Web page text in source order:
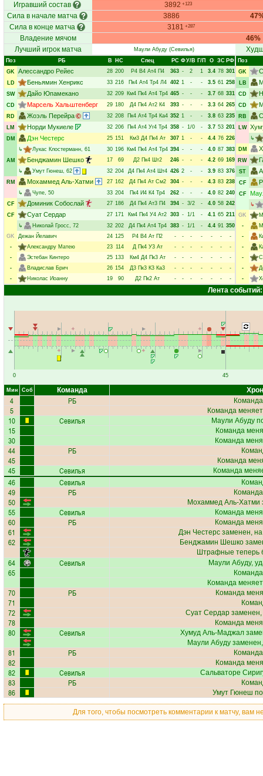
Игравший состав
3892 +123
Сила в начале матча 3886
Сила в конце матча
3181 +287
Владение мячом
46%
Лучший игрок матча
Маули Абуду(Севилья)
Поз РБ В НC Спец РC ФУ/В Г/П О ЗС РФ
GK Алессандро Рейес 28 200 Р4 В4 Ат4 П4 363 - 2 1 3.4 78 301
LD
Беньямин Хенрикс 33 216 Пк4 Ат4 Тр4 Л4 402 1 - - 3.5 61 258
SW
Дайо Юпамекано 32 209 Км4 Пк4 Ат4 Тр4 465 - - - 3.7 68 331
CD
Марсель Хальштенберг 29 180 Д4 Пк4 Ат2 К4 393 - - - 3.3 64 265
RD
Жоэль Перейра 32 208 Пк4 Ат4 Тр4 Ка4 352 1 - - 3.8 63 235
LM
Норди Мукиеле 32 206 Пк4 Ат4 Уг4 Тр4 358 - 1/0 - 3.7 53 201
DM
Дэн Честерс 25 151 Км3 Д4 Пк4 Ат 307 1 - - 4.4 76 226
↳
Лукас Клостерманн, 61 30 196 Км4 Пк4 Ат4 Тр4 394 - - - 4.0 87 383
AM
Бенджамин Шешко 17 69 Д2 Пк4 Шт2 246 - - - 4.2 69 169
↳
Умут Гюнеш, 62 32 204 Д4 Пк4 Ат4 Шт4 426 2 - - 3.9 83 376
RM
Мохаммед Аль-Хатми 27 162 Д4 Пк4 Ат См2 304 - - - 4.3 83 238
↳
Чупе, 50 33 204 Пк4 И4 К4 Тр4 262 - - - 4.0 82 240
CF
Доминик Собослай 27 186 Д4 Пк4 Ат3 П4 394 - 3/2 - 4.0 58 242
CF
Суат Сердар 27 171 Км4 Пк4 У4 Ат2 303 - 1/1 - 4.1 65 211
↳
Николай Гросс, 72 32 202 Д4 Пк4 Ат4 Тр4 383 - 1/1 - 4.4 91 350
GK
Дежан Йелавич 24 125 Р4 В4 Ат П2 - - - - - -
-
-
Александру Матею 23 114 Д Пк4 У3 Ат - - - - - -
-
-
Эстебан Кинтеро 25 133 Км4 Д4 Пк3 Ат - - - - - -
-
-
Владислав Брич 26 154 Д3 Пк3 К3 Ка3 - - - - - -
-
-
Николас Иоанну 19 90 Д2 Пк2 Ат - - - - - - -
Поз
GK
LB
CD
CD
RB
LW
↳
DM
RW
ST
CF
CF
↳
GK
-
-
-
-
-
-
Лента событий:
0 45
Мин Соб Команда
4 РБ
5 Команда
10 Севилья Маули Абуду
15 Команда
30 Команда
44 РБ
45 Команда
45 Севилья Команда
46 Севилья
49 РБ
50 Мохаммед Аль-Хатми
55 Севилья Команда
60 РБ Команда
61 Дэн Честерс заменен,
62 Бенджамин Шешко
Штрафные теперь
64 Севилья Маули Абуду,
65
Команда
70 РБ Команда
71
72 Суат Сердарзаменен,
78 Команда
80 Севилья Хумуд Аль-Маджал
Маули Абуду
81 РБ
82 Команда
82 Севилья Сальваторе
83 РБ
86 Умут Гюнеш
Для того, чтобы посмотреть комментарии к матчу, вам